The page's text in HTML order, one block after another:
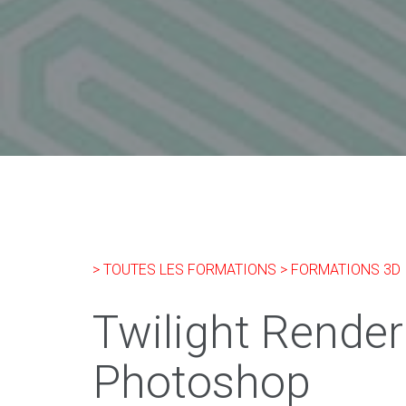
> TOUTES LES FORMATIONS > FORMATIONS 3D
Twilight
Photoshop